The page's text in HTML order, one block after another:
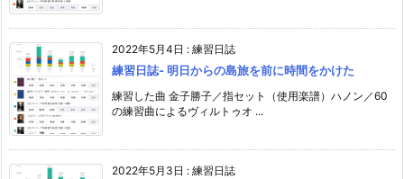
2022年5月4日 : 練習日誌
練習日誌- 明日からの島旅を前に時間をかけた
練習した曲 金子勝子／指セット（使用楽譜）ハノン／60
の練習曲によるヴィルトゥオ ...
2022年5月3日 : 練習日誌